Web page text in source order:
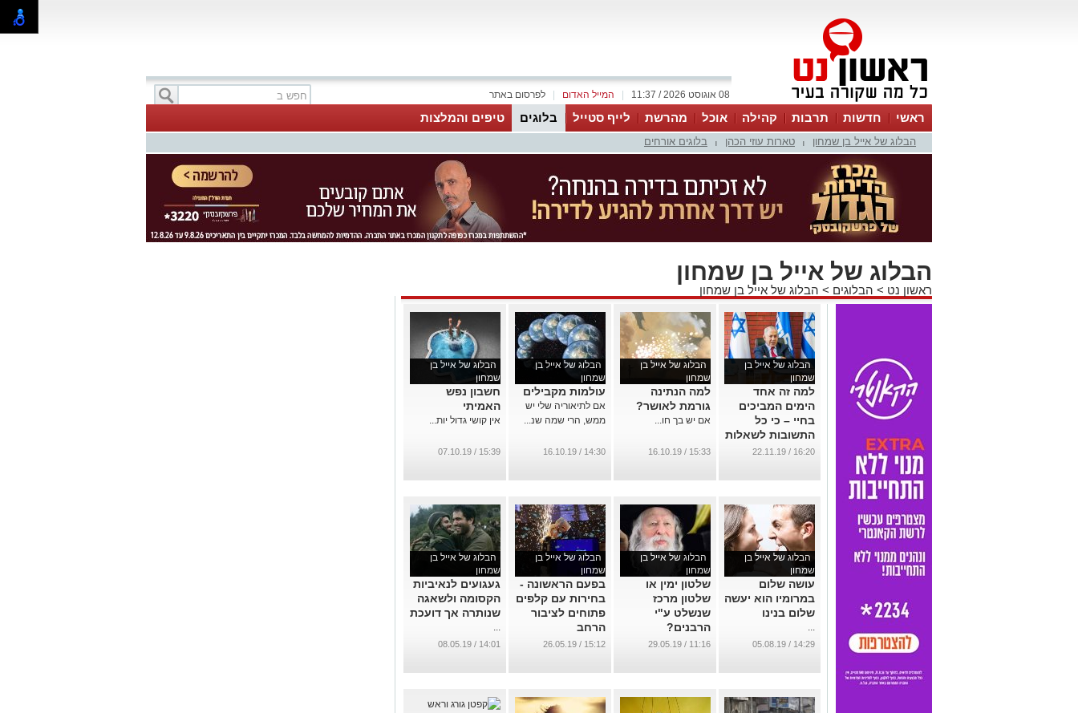
לפרסום באתר המייל האדום 08 אוגוסט 2026 / 11:37
ראשי חדשות תרבות קהילה אוכל מהרשת לייף סטייל בלוגים טיפים והמלצות
הבלוג של אייל בן שמחון טארות עוזי הכהן בלוגים אורחים
הבלוג של אייל בן שמחון
ראשון נט > הבלוגים > הבלוג של אייל בן שמחון
הבלוג של אייל בן
שמחון
למה זה אחד
הימים המביכים
בחיי – כי כל
התשובות לשאלות
שלי - לא טובות
16:20 / 22.11.19
הבלוג של אייל בן
שמחון
למה הנתינה
גורמת לאושר?
אם יש בך חו...
15:33 / 16.10.19
הבלוג של אייל בן
שמחון
עולמות מקבילים
אם לתיאוריה שלי יש
ממש, הרי שמה שנ...
14:30 / 16.10.19
הבלוג של אייל בן
שמחון
חשבון נפש
האמיתי
אין קושי גדול יות...
15:39 / 07.10.19
הבלוג של אייל בן
שמחון
עושה שלום
במרומיו הוא יעשה
שלום בנינו
...
14:29 / 05.08.19
הבלוג של אייל בן
שמחון
שלטון ימין או
שלטון מרכז
שנשלט ע"י
הרבנים?
...
11:16 / 29.05.19
הבלוג של אייל בן
שמחון
בפעם הראשונה -
בחירות עם קלפים
פתוחים לציבור
הרחב
...
15:12 / 26.05.19
הבלוג של אייל בן
שמחון
געגועים לנאיביות
הקסומה ולשאגה
שנותרה אך דועכת
...
14:01 / 08.05.19